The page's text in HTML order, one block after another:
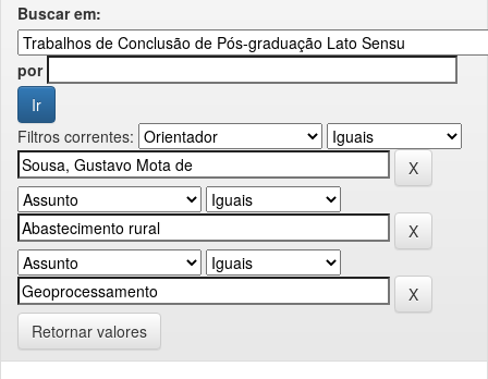
Buscar em:
por
Filtros correntes:
Retornar valores